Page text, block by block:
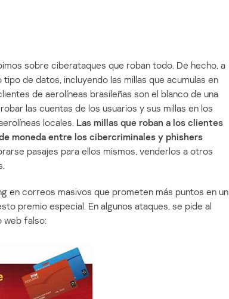
sobre ciberataques que roban todo. De hecho, a
de datos, incluyendo las millas que acumulas en
de aerolíneas brasileñas son el blanco de una
las cuentas de los usuarios y sus millas en los
locales. Las millas que roban a los clientes
moneda entre los cibercriminales y phishers
pasajes para ellos mismos, venderlos a otros
en correos masivos que prometen más puntos en un
premio especial. En algunos ataques, se pide al
web falso: